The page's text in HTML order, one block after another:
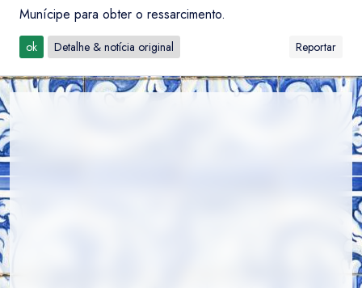
Munícipe para obter o ressarcimento.
ok Detalhe & notícia original Reportar